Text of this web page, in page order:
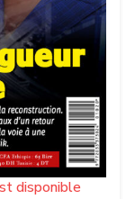
disponible